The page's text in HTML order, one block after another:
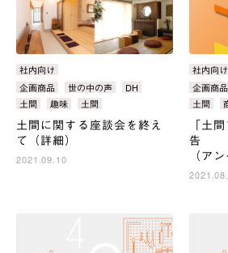
カ
テ
ゴ
リ：
社内向け
タ
グ：
企画商品 世の中の声
DH
土間
趣味 土間
土間に関する座談会を終え
て（詳細）
2021.09.10
カ
テ
ゴ
リ：
社内向け
タ
グ：
企画商品
土間
「土
告
（ア